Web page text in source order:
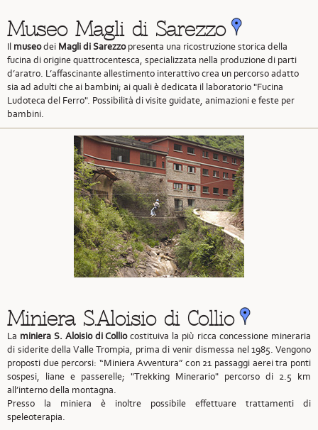
Museo Magli di Sarezzo
Il museodei Maglidi Sarezzopresenta una ricostruzione storica della
fucina di origine quattrocentesca, specializzata nella produzione di parti
d’aratro. L’affascinante allestimento interattivo crea un percorso adatto
sia ad adulti che ai bambini; ai quali è dedicata il laboratorio "Fucina
Ludoteca del Ferro". Possibilità di visite guidate, animazioni e feste per
bambini.
Miniera S.Aloisio di Collio
La miniera S. Aloisio di Colliocostituiva la più ricca concessione mineraria
di siderite della Valle Trompia, prima di venir dismessa nel 1985. Vengono
proposti due percorsi: “Miniera Avventura” con 21 passaggi aerei tra ponti
sospesi, liane e passerelle; "Trekking Minerario" percorso di 2.5 km
all’interno della montagna.
Presso la miniera è inoltre possibile effettuare trattamenti di
speleoterapia.